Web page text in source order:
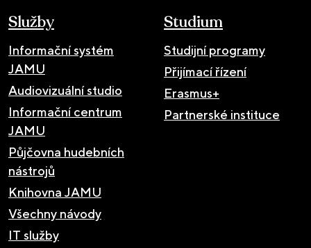
Služby
Informační systém
JAMU
Audiovizuální studio
Informační centrum
JAMU
Půjčovna hudebních
nástrojů
Knihovna JAMU
Všechny návody
IT služby
Studium
Studijní programy
Přijímací řízení
Erasmus+
Partnerské instituce